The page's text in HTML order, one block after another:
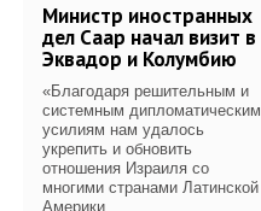
Министр иностранных
дел Саар начал визит в
Эквадор и Колумбию
«Благодаря решительным и
системным дипломатическим
усилиям нам удалось
укрепить и обновить
отношения Израиля со
многими странами Латинской
Америки....